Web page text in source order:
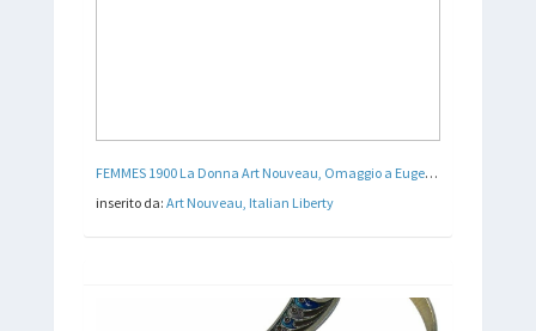
FEMMES 1900 La Donna Art Nouveau, Omaggio a Eugene Grasset
inserito da: Art Nouveau, Italian Liberty